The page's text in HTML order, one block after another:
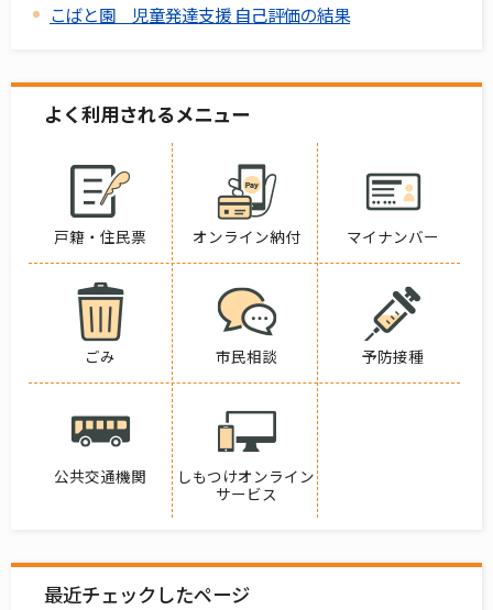
こばと園 児童発達支援 自己評価の結果
よく利用されるメニュー
戸籍・住民票 オンライン納付 マイナンバー
ごみ 市民相談 予防接種
公共交通機関
しもつけオンライン
サービス
最近チェックしたページ